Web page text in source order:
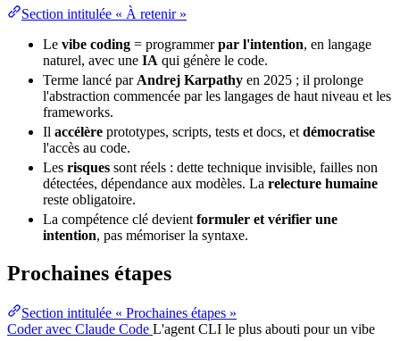
Section intitulée « À retenir »
Le vibe coding = programmerpar l'intention, en langage
naturel, avec une IA qui génère le code.
Terme lancé par Andrej Karpathy en 2025 ; il prolonge
l'abstraction commencée par les langages de haut niveau et les
frameworks.
Il accélère prototypes, scripts, tests et docs, et démocratise
l'accès au code.
Les risques sont réels : dette technique invisible, failles non
détectées, dépendance aux modèles. La relecture humaine
reste obligatoire.
La compétence clé devient formuler et vérifier une
intention, pas mémoriser la syntaxe.
Prochaines étapes
Section intitulée « Prochaines étapes »
Coder avec Claude Code L'agent CLI le plus abouti pour un vibe